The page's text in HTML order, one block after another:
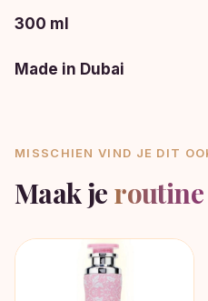
300 ml
Made in Dubai
MISSCHIEN VIND JE DIT
Maak je routine